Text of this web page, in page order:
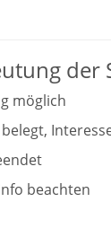
der
möglich
belegt,
beachten